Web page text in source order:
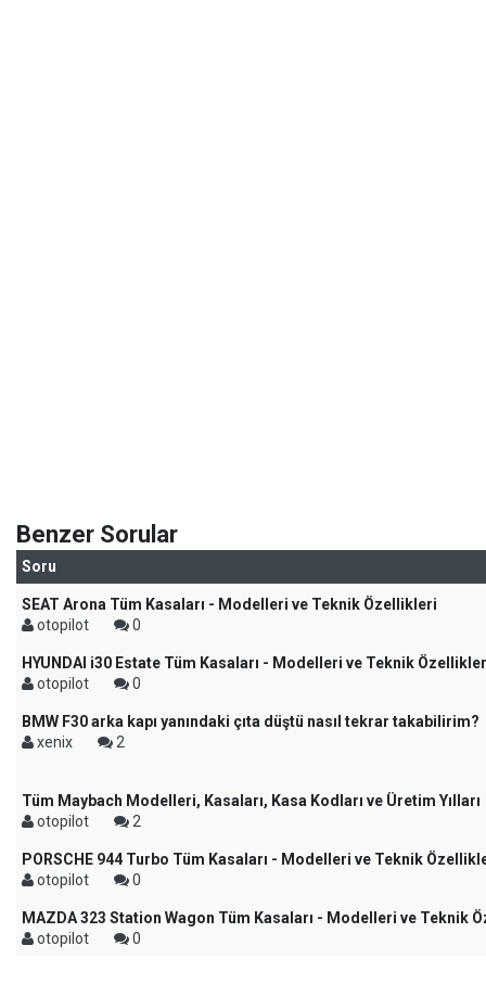
Benzer Sorular
Soru
SEAT Arona Tüm Kasaları - Modelleri ve Teknik Özellikleri
otopilot
0
HYUNDAI i30 Estate Tüm Kasaları - Modelleri ve Teknik
otopilot
0
BMW F30 arka kapı yanındaki çıta düştü nasıl tekrar takabilirim?
xenix
2
Tüm Maybach Modelleri, Kasaları, Kasa Kodları ve Üretim Yılları
otopilot
2
PORSCHE 944 Turbo Tüm Kasaları - Modelleri ve Teknik
otopilot
0
MAZDA 323 Station Wagon Tüm Kasaları - Modelleri ve Teknik
otopilot
0